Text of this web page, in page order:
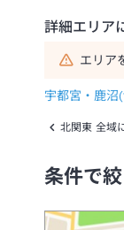
詳細エリア
エリア
宇都宮・鹿沼(
北関東 全域
条件で